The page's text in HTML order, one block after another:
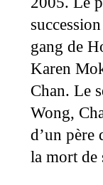
gang de
Karen
Chan. Le
Wong,
d’un père
la mort de